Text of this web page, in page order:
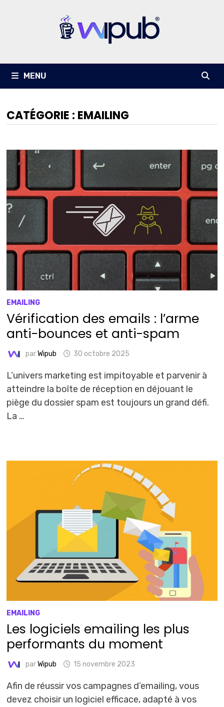
MENU
CATÉGORIE : EMAILING
EMAILING
Vérification des emails : l’arme
anti-bounces et anti-spam
parWipub 30 octobre 2025
L’univers marketing est impitoyable et parvenir à
atteindre la boîte de réception en déjouant le
piège du dossier spam est toujours un grand défi.
La …
EMAILING
Les logiciels emailing les plus
performants du moment
parWipub 15 novembre 2023
Afin de réussir vos campagnes d’emailing, vous
devez choisir un logiciel efficace, adapté à vos